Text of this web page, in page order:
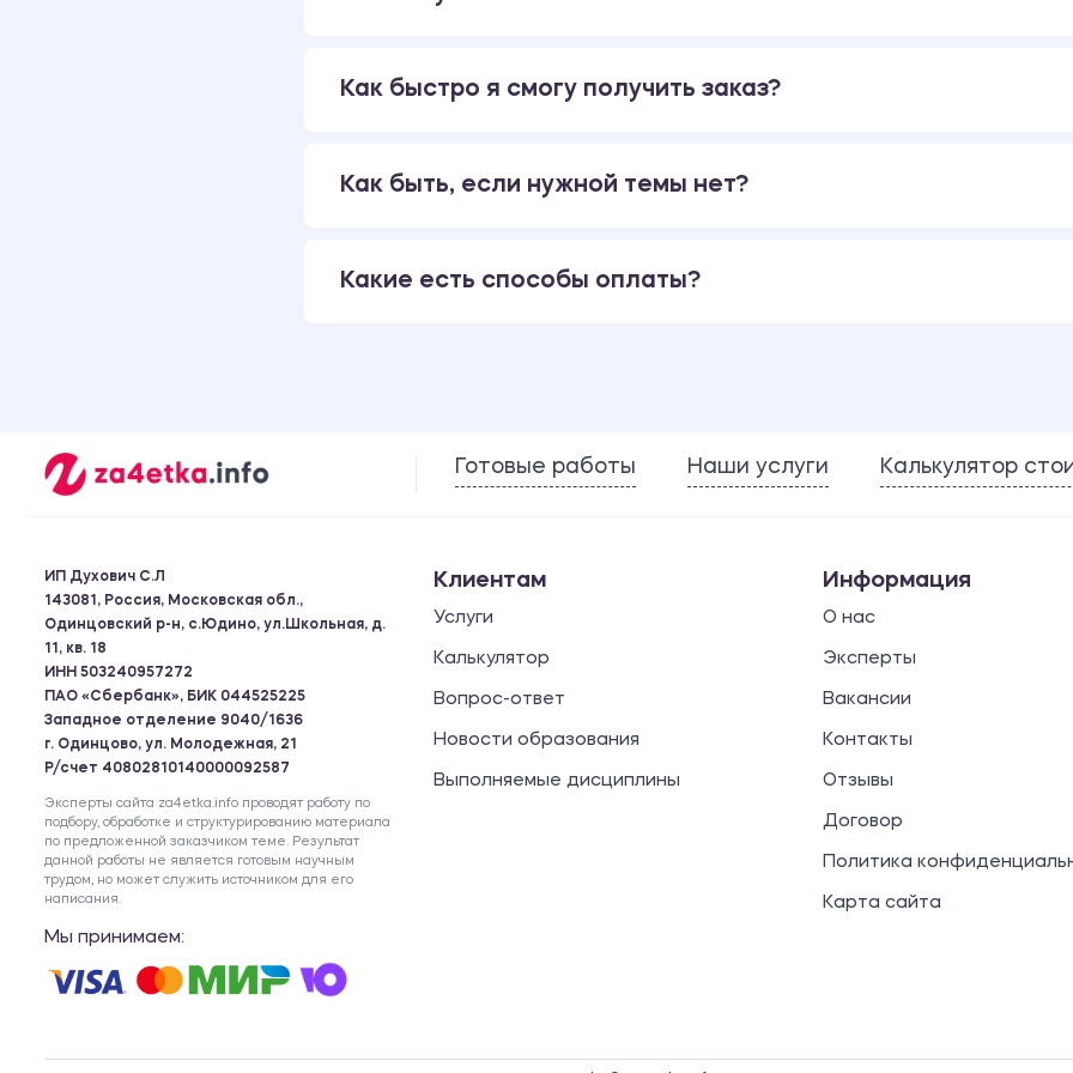
Как быстро я смогу получить заказ?
Как быть, если нужной темы нет?
Какие есть способы оплаты?
Готовые работы Наши услуги Калькулятор
ИП Духович С.Л
143081, Россия, Московская обл.,
Одинцовский р-н, с.Юдино, ул.Школьная, д.
11, кв. 18
ИНН 503240957272
ПАО «Сбербанк», БИК 044525225
Западное отделение 9040/1636
г. Одинцово, ул. Молодежная, 21
Р/счет 40802810140000092587
Эксперты сайта za4etka.info проводят работу по
подбору, обработке и структурированию материала
по предложенной заказчиком теме. Результат
данной работы не является готовым научным
трудом, но может служить источником для его
написания.
Мы принимаем:
Клиентам
Услуги
Калькулятор
Вопрос-ответ
Новости образования
Выполняемые дисциплины
Информация
О нас
Эксперты
Вакансии
Контакты
Отзывы
Договор
Политика
Карта сайта